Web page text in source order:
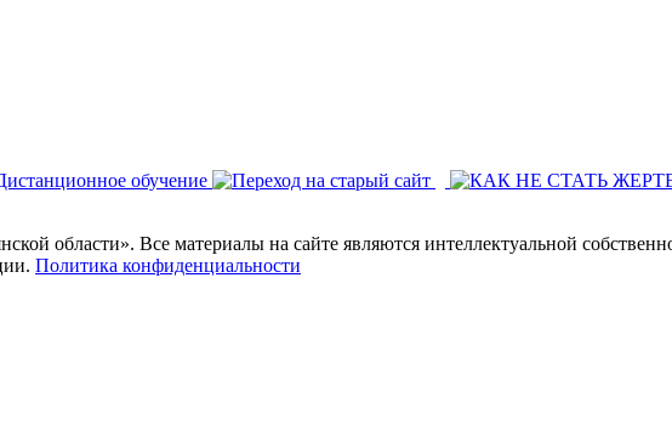
области». Все материалы на сайте являются интеллектуальной
Политика конфиденциальности